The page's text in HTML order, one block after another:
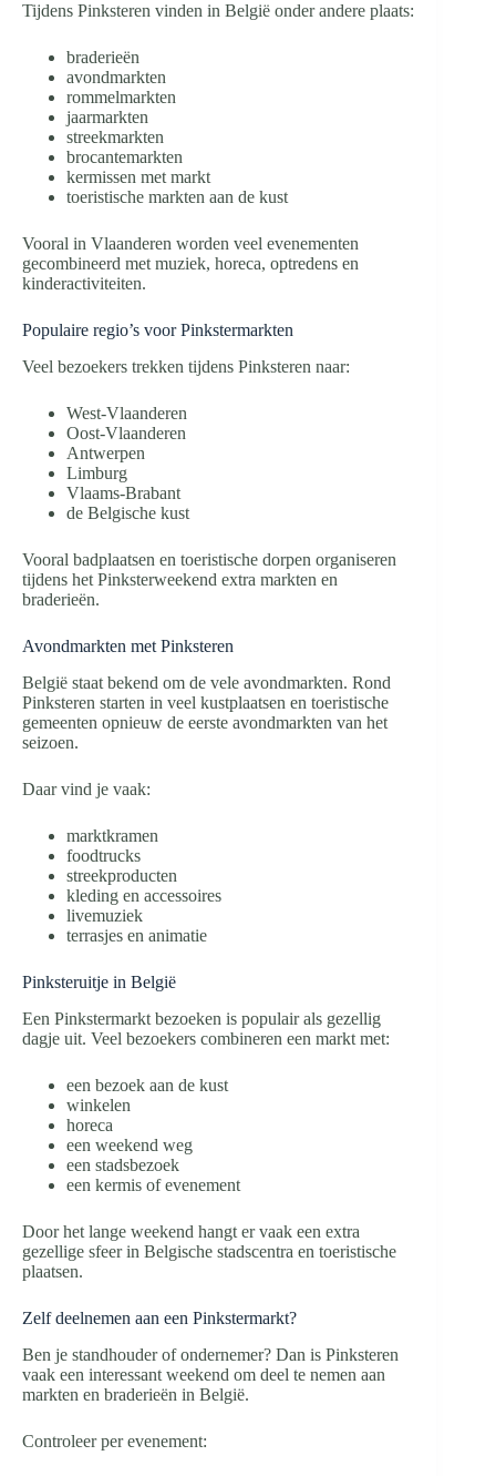
Tijdens Pinksteren vinden in België onder andere plaats:
braderieën
avondmarkten
rommelmarkten
jaarmarkten
streekmarkten
brocantemarkten
kermissen met markt
toeristische markten aan de kust
Vooral in Vlaanderen worden veel evenementen
gecombineerd met muziek, horeca, optredens en
kinderactiviteiten.
Populaire regio’s voor Pinkstermarkten
Veel bezoekers trekken tijdens Pinksteren naar:
West-Vlaanderen
Oost-Vlaanderen
Antwerpen
Limburg
Vlaams-Brabant
de Belgische kust
Vooral badplaatsen en toeristische dorpen organiseren
tijdens het Pinksterweekend extra markten en
braderieën.
Avondmarkten met Pinksteren
België staat bekend om de vele avondmarkten. Rond
Pinksteren starten in veel kustplaatsen en toeristische
gemeenten opnieuw de eerste avondmarkten van het
seizoen.
Daar vind je vaak:
marktkramen
foodtrucks
streekproducten
kleding en accessoires
livemuziek
terrasjes en animatie
Pinksteruitje in België
Een Pinkstermarkt bezoeken is populair als gezellig
dagje uit. Veel bezoekers combineren een markt met:
een bezoek aan de kust
winkelen
horeca
een weekend weg
een stadsbezoek
een kermis of evenement
Door het lange weekend hangt er vaak een extra
gezellige sfeer in Belgische stadscentra en toeristische
plaatsen.
Zelf deelnemen aan een Pinkstermarkt?
Ben je standhouder of ondernemer? Dan is Pinksteren
vaak een interessant weekend om deel te nemen aan
markten en braderieën in België.
Controleer per evenement: